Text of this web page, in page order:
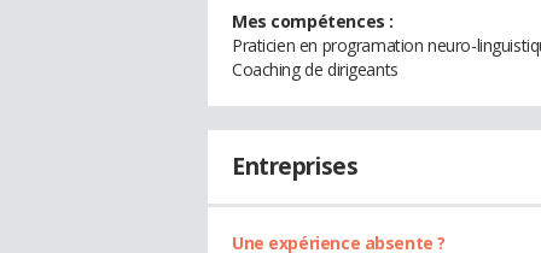
Mes compétences :
Praticien en programation neuro-
Coaching de dirigeants
Entreprises
Une expérience absente ?